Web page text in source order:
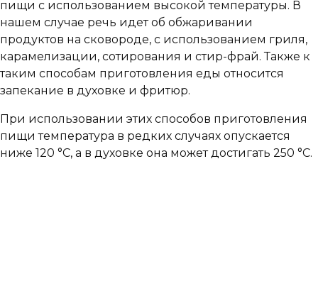
пищи с использованием высокой температуры. В
нашем случае речь идет об обжаривании
продуктов на сковороде, с использованием гриля,
карамелизации, сотирования и стир-фрай. Также к
таким способам приготовления еды относится
запекание в духовке и фритюр.
При использовании этих способов приготовления
пищи температура в редких случаях опускается
ниже 120 °C, а в духовке она может достигать 250 °C.